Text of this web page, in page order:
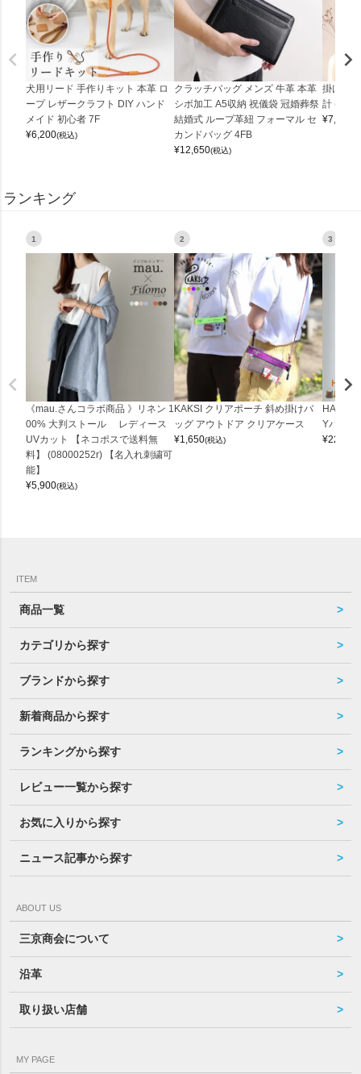
犬用リード 手作りキット 本革 ロ
ープ レザークラフト DIY ハンド
メイド 初心者 7F
¥6,200(税込)
クラッチバッグ メンズ 牛革 本革
シボ加工 A5収納 祝儀袋 冠婚葬祭
結婚式 ループ革紐 フォーマル セ
カンドバッグ 4FB
¥12,650(税込)
掛け時
計
¥7,150
ランキング
1
《mau.さんコラボ商品 》リネン 1
00% 大判ストール レディース
UVカット 【ネコポスで送料無
料】 (08000252r) 【名入れ刺繍可
能】
¥5,900(税込)
2
KAKSI クリアポーチ 斜め掛けバ
ッグ アウトドア クリアケース
¥1,650(税込)
3
Yバッグ
¥22,000
ITEM
商品一覧
カテゴリから探す
ブランドから探す
新着商品から探す
ランキングから探す
レビュー一覧から探す
お気に入りから探す
ニュース記事から探す
ABOUT US
三京商会について
沿革
取り扱い店舗
MY PAGE